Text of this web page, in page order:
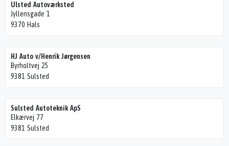
Ulsted Autoværksted
Jyllensgade 1
9370 Hals
HJ Auto v/Henrik Jørgensen
Byrholtvej 25
9381 Sulsted
Sulsted Autoteknik ApS
Elkærvej 77
9381 Sulsted